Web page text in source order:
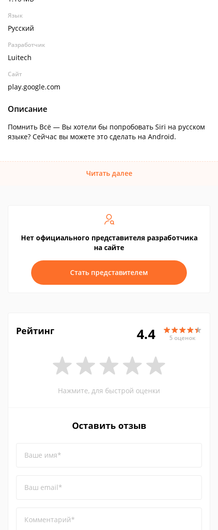
Язык
Русский
Разработчик
Luitech
Сайт
play.google.com
Описание
Помнить Всё — Вы хотели бы попробовать Siri на русском
языке? Сейчас вы можете это сделать на Android.
Читать далее
Нет официального представителя разработчика
на сайте
Стать представителем
Рейтинг 4.4 5 оценок
Нажмите, для быстрой оценки
Оставить отзыв
Ваше имя*
Ваш email*
Комментарий*